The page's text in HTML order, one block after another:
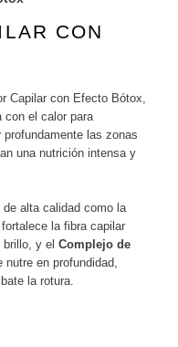
CON
Capilar con Efecto Bótox,
con el calor para
profundamente las zonas
una nutrición intensa y
de alta calidad como la
fortalece la fibra capilar
y el Complejo de
nutre en profundidad,
la rotura.